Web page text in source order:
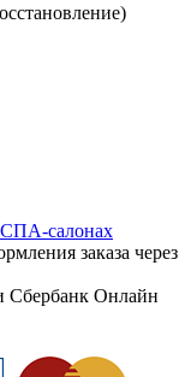
СПА-салонах
заказа через
Сбербанк Онлайн